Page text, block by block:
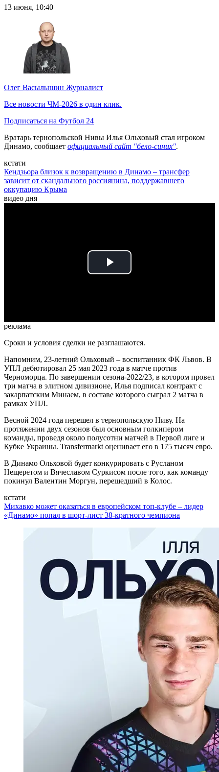
13 июня, 10:40
Олег Васылышин Журналист
Все новости ЧМ-2026 в один клик.
Подписаться на Футбол 24
Вратарь тернопольской Нивы Илья Ольховый стал игроком
Динамо, сообщает официальный сайт "бело-синих".
кстати
Кендзьора близок к возвращению в Динамо – трансфер
зависит от скандального россиянина, поддержавшего
оккупацию Крыма
видео дня
Play
реклама
Сроки и условия сделки не разглашаются.
Напомним, 23-летний Ольховый – воспитанник ФК Львов. В
УПЛ дебютировал 25 мая 2023 года в матче против
Черноморца. По завершении сезона-2022/23, в котором провел
три матча в элитном дивизионе, Илья подписал контракт с
закарпатским Минаем, в составе которого сыграл 2 матча в
рамках УПЛ.
Весной 2024 года перешел в тернопольскую Ниву. На
протяжении двух сезонов был основным голкипером
команды, проведя около полусотни матчей в Первой лиге и
Кубке Украины. Transfermarkt оценивает его в 175 тысяч евро.
В Динамо Ольховой будет конкурировать с Русланом
Нещеретом и Вячеславом Суркисом после того, как команду
покинул Валентин Моргун, перешедший в Колос.
кстати
Михавко может оказаться в европейском топ-клубе – лидер
«Динамо» попал в шорт-лист 38-кратного чемпиона